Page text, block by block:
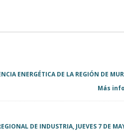
ENERGÉTICA DE LA REGIÓN DE
Más
DE INDUSTRIA, JUEVES 7 DE